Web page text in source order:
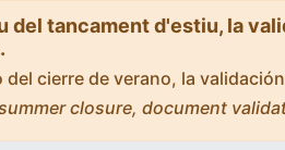
del tancament d'estiu, la
del cierre de verano, la
closure, document